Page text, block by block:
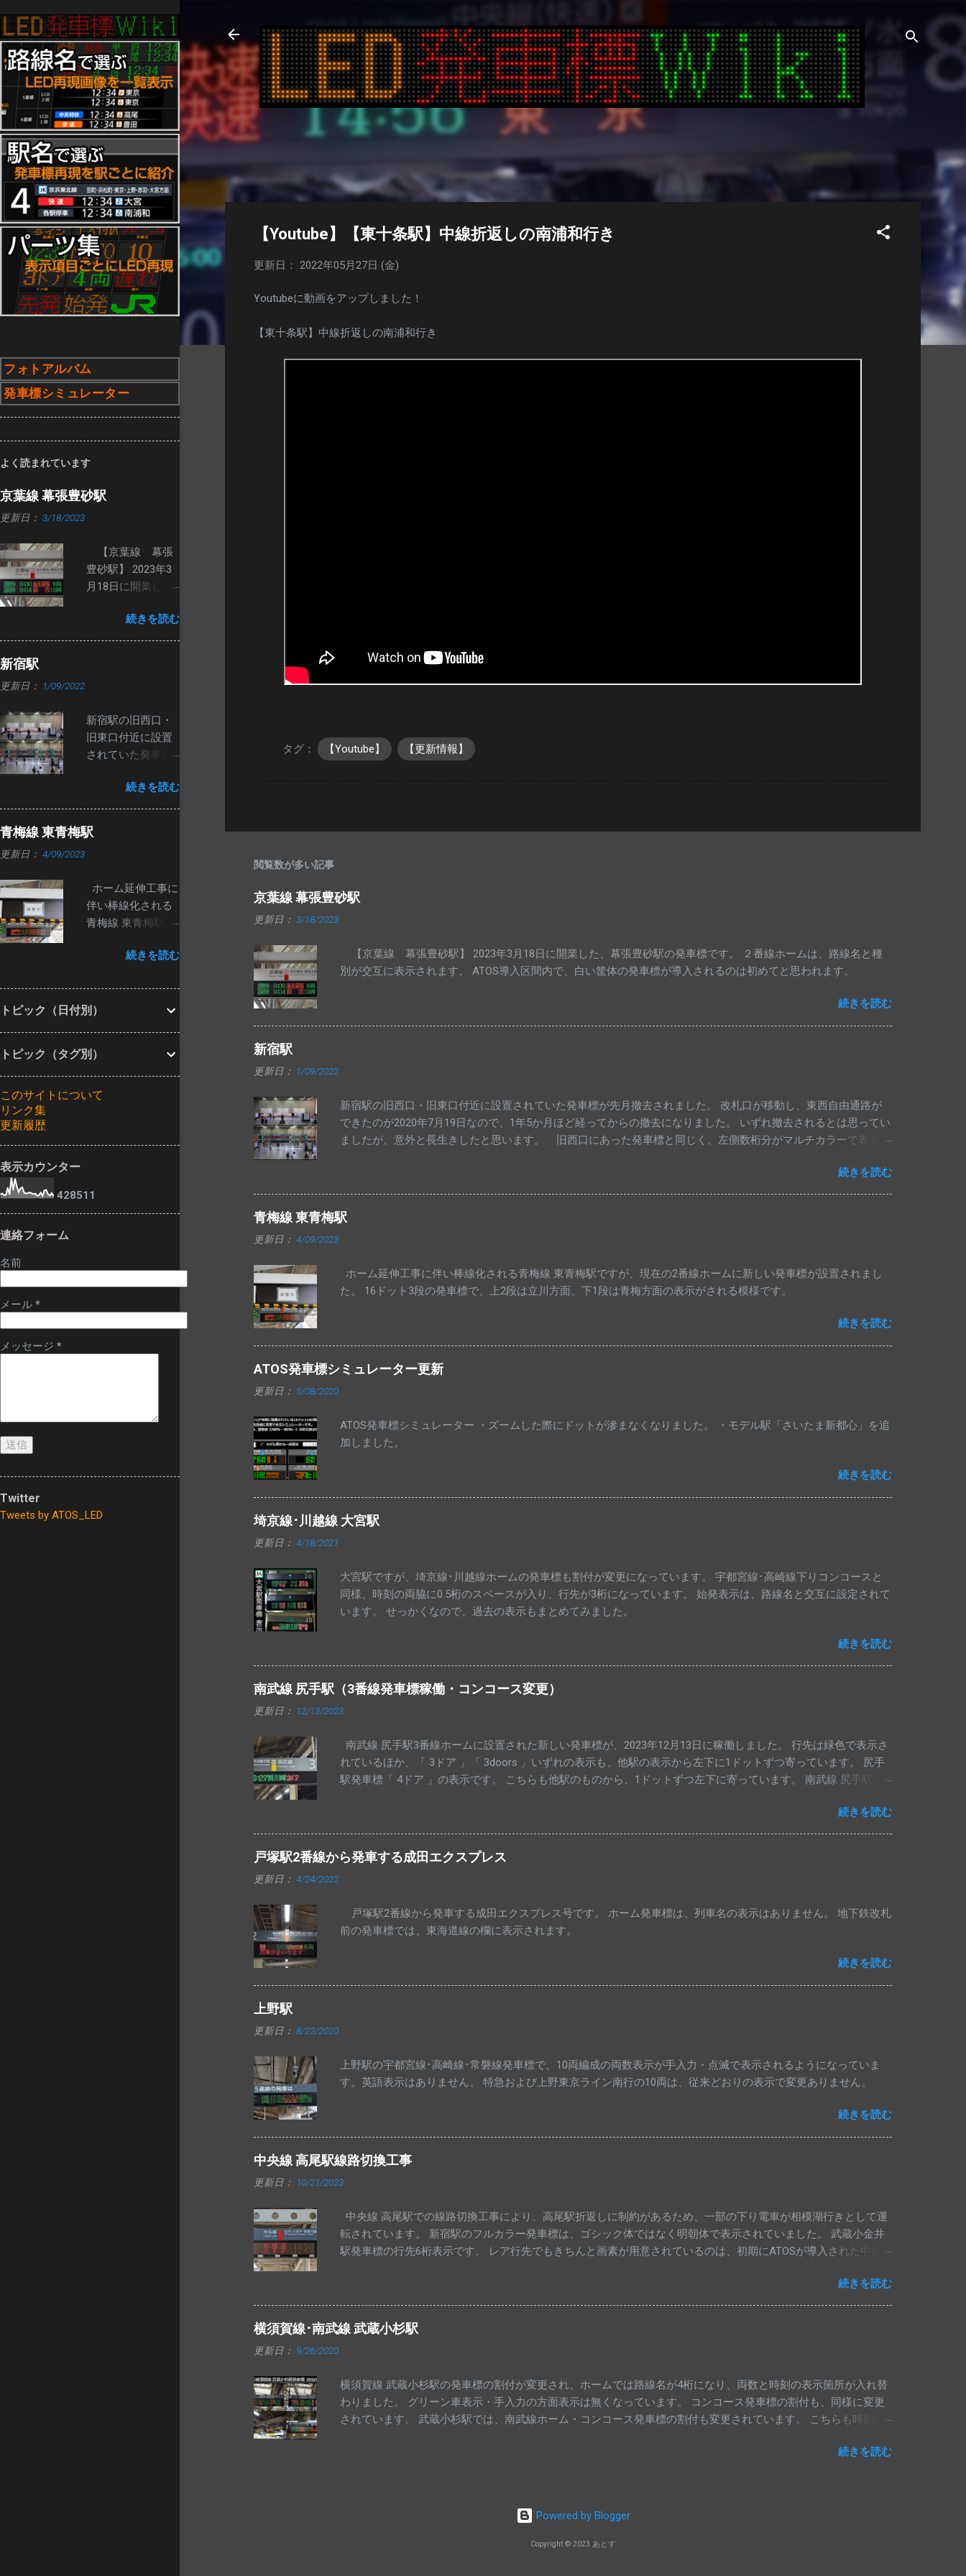
【Youtube】【東十条駅】中線折返しの南浦和行き
更新日： 2022年05月27日 (金)
Youtubeに動画をアップしました！
【東十条駅】中線折返しの南浦和行き
タグ： 【Youtube】 【更新情報】
閲覧数が多い記事
京葉線 幕張豊砂駅
更新日： 3/18/2023
【京葉線 幕張豊砂駅】 2023年3月18日に開業した、幕張豊砂駅の発車標です。 ２番線ホームは、路線名と種
別が交互に表示されます。 ATOS導入区間内で、白い筐体の発車標が導入されるのは初めてと思われます。
続きを読む
新宿駅
更新日： 1/09/2022
新宿駅の旧西口・旧東口付近に設置されていた発車標が先月撤去されました。 改札口が移動し、東西自由通路が
できたのが2020年7月19日なので、1年5か月ほど経ってからの撤去になりました。 いずれ撤去されるとは思ってい
ましたが、意外と長生きしたと思います。 旧西口にあった発車標と同じく、左側数桁分がマルチカラーで表示さ
以前のものだったので、その後の交換と思われます。 中央･総武各駅停車・中央線快速・埼京線下りの発車標は変
更ありません。 交換された発車標は、今までのように一部マルチカラー仕様にはなっていません。
続きを読む
青梅線 東青梅駅
更新日： 4/09/2023
ホーム延伸工事に伴い棒線化される青梅線 東青梅駅ですが、現在の2番線ホームに新しい発車標が設置されまし
た。 16ドット3段の発車標で、上2段は立川方面、下1段は青梅方面の表示がされる模様です。
続きを読む
ATOS発車標シミュレーター更新
更新日： 5/08/2020
ATOS発車標シミュレーター ・ズームした際にドットが滲まなくなりました。 ・モデル駅「さいたま新都心」を追
加しました。
続きを読む
埼京線･川越線 大宮駅
更新日： 4/18/2021
大宮駅ですが、埼京線･川越線ホームの発車標も割付が変更になっています。 宇都宮線･高崎線下りコンコースと
同様、時刻の両脇に0.5桁のスペースが入り、行先が3桁になっています。 始発表示は、路線名と交互に設定されて
います。 せっかくなので、過去の表示もまとめてみました。
続きを読む
南武線 尻手駅（3番線発車標稼働・コンコース変更）
更新日： 12/13/2023
南武線 尻手駅3番線ホームに設置された新しい発車標が、2023年12月13日に稼働しました。 行先は緑色で表示さ
れているほか、「 3ドア 」「 3doors 」いずれの表示も、他駅の表示から左下に1ドットずつ寄っています。 尻手
駅発車標「 4ドア 」の表示です。 こちらも他駅のものから、1ドットずつ左下に寄っています。 南武線 尻手駅の
きの先発列車で固定になっているものと思われます。 手入力の「 八丁畷・浜川崎方面 」とナンバリング[ JN54 ]も
表示されています。
続きを読む
戸塚駅2番線から発車する成田エクスプレス
更新日： 4/24/2022
戸塚駅2番線から発車する成田エクスプレス号です。 ホーム発車標は、列車名の表示はありません。 地下鉄改札
前の発車標では、東海道線の欄に表示されます。
続きを読む
上野駅
更新日： 8/22/2020
上野駅の宇都宮線･高崎線･常磐線発車標で、10両編成の両数表示が手入力・点滅で表示されるようになっていま
す。英語表示はありません。 特急および上野東京ライン南行の10両は、従来どおりの表示で変更ありません。
続きを読む
中央線 高尾駅線路切換工事
更新日： 10/21/2023
中央線 高尾駅での線路切換工事により、高尾駅折返しに制約があるため、一部の下り電車が相模湖行きとして運
転されています。 新宿駅のフルカラー発車標は、ゴシック体ではなく明朝体で表示されていました。 武蔵小金井
駅発車標の行先6桁表示です。 レア行先でもきちんと画素が用意されているのは、初期にATOSが導入された中央
後となります。 写真は東京・神田駅の発車標です。 高尾駅 高圧電気設備工事のため、中央線上りの一部列車が相
模湖止まりとなっています。 写真は、大月・猿橋・上野原駅の発車標です。 四方津駅の発車標では、相模湖行き
と富士山・河口湖行きの並びが見られました。 中央線 高尾駅線路切換工事のため、中央線の上り特急列車は、行
先を高尾に変更して運転しています。 東京方面への直通快速も高尾止まりとなっていますが、種別は変更されて
め、珍しいものとなっています。
続きを読む
横須賀線･南武線 武蔵小杉駅
更新日： 9/26/2020
横須賀線 武蔵小杉駅の発車標の割付が変更され、ホームでは路線名が4桁になり、両数と時刻の表示箇所が入れ替
わりました。 グリーン車表示・手入力の方面表示は無くなっています。 コンコース発車標の割付も、同様に変更
されています。 武蔵小杉駅では、南武線ホーム・コンコース発車標の割付も変更されています。 こちらも時刻が
続きを読む
Powered by Blogger
Copyright © 2023 あとす
フォトアルバム
発車標シミュレーター
よく読まれています
京葉線 幕張豊砂駅
更新日： 3/18/2023
【京葉線 幕張
豊砂駅】 2023年3
月18日に開業し
発車標です。 ２番
線ホームは、路線
車標が導入される
のは初めてと思わ
れます。
続きを読む
新宿駅
更新日： 1/09/2022
新宿駅の旧西口・
旧東口付近に設置
されていた発車標
した。 改札口が移
動し、東西自由通
路ができたのが
2020年7月19日な
去になりました。
いずれ撤去される
とは思っていまし
きしたと思いま
く、左側数桁分が
マルチカラーで表
示される中央西改
ン等一部が新しい
われます。 中央･
更ありません。 交
換された発車標
いません。
続きを読む
青梅線 東青梅駅
更新日： 4/09/2023
ホーム延伸工事に
伴い棒線化される
青梅線 東青梅駅で
ホームに新しい発
した。 16ドット3
段の発車標で、上2
示がされる模様で
す。
続きを読む
トピック（日付別）
トピック（タグ別）
このサイトについて
リンク集
更新履歴
表示カウンター
42851 1
連絡フォーム
名前
メール *
メッセージ *
Twitter
Tweets by ATOS_LED